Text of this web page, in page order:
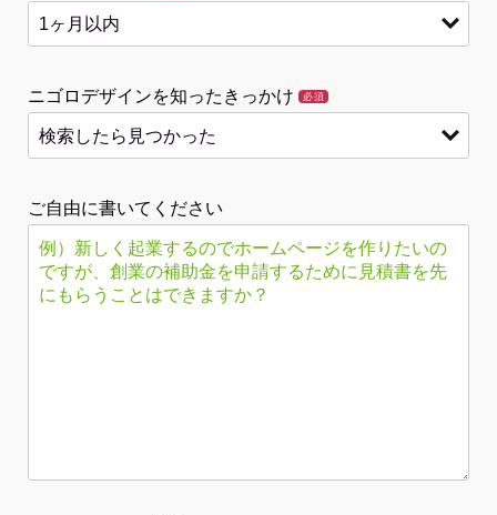
ニゴロデザインを知ったきっかけ 必須
ご自由に書いてください